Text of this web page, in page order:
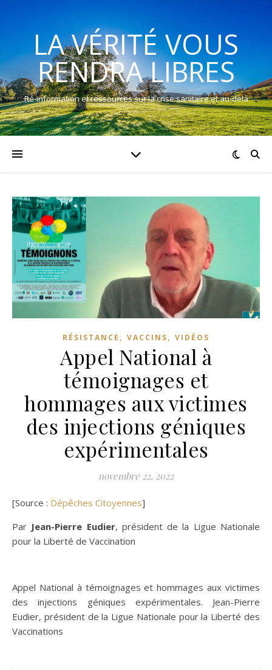
LA VÉRITÉ VOUS
RENDRA LIBRES
Ré-information et ressources sur la crise sanitaire et au-delà
RÉSISTANCE , VACCINS, VIDÉOS
Appel National à
témoignages et
hommages aux victimes
des injections géniques
expérimentales
novembre 22, 2022
[Source : Dépêches Citoyennes]
Par Jean-Pierre Eudier, président de la Ligue Nationale
pour la Liberté de Vaccination
Appel National à témoignages et hommages aux victimes
des injections géniques expérimentales. Jean-Pierre
Eudier, président de la Ligue Nationale pour la Liberté des
Vaccinations